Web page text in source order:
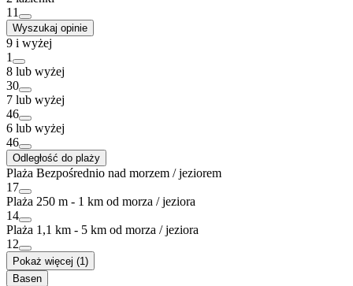
11
Wyszukaj opinie
9 i wyżej
1
8 lub wyżej
30
7 lub wyżej
46
6 lub wyżej
46
Odległość do plaży
Plaża Bezpośrednio nad morzem / jeziorem
17
Plaża 250 m - 1 km od morza / jeziora
14
Plaża 1,1 km - 5 km od morza / jeziora
12
Pokaż więcej (1)
Basen